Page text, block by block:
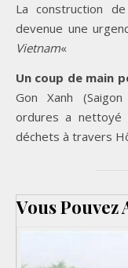
La construction
devenue une
Vietnam«
Un coup de main
Gon Xanh
ordures a nettoyé
déchets à travers
Vous Pouvez